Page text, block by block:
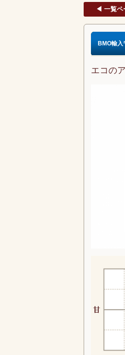
◀ 一覧ペ
BMO輸入
エコの